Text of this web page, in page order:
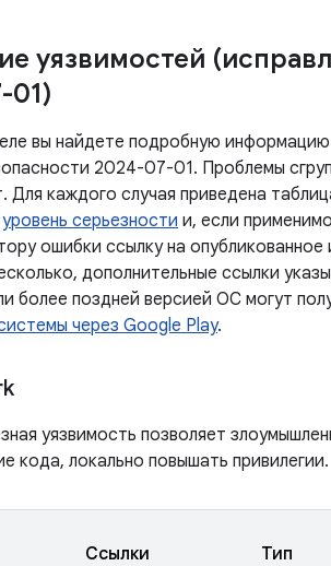
уязвимостей
01)
вы найдете подробную информацию
2024-07-01. Проблемы
Для каждого случая приведена
уровень серьезности и, если
ошибки ссылку на
дополнительные ссылки
более поздней версией ОС могут
через Google Play.
уязвимость позволяет
кода, локально повышать привилегии.
Ссылки Тип